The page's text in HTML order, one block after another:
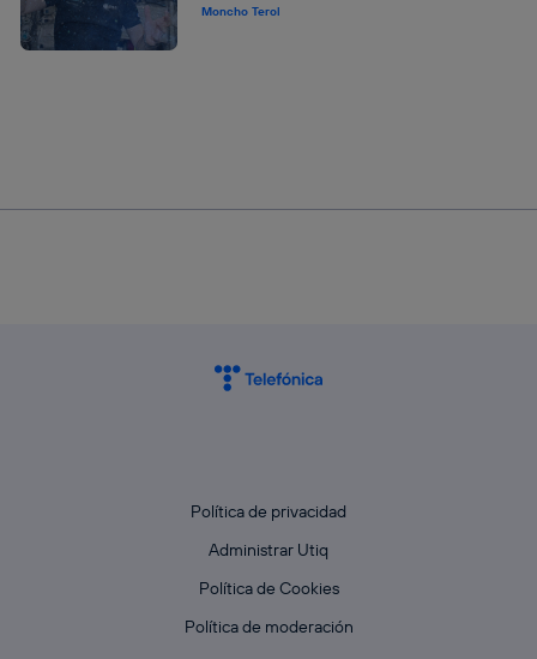
Moncho Terol
Política de privacidad
Administrar Utiq
Política de Cookies
Política de moderación